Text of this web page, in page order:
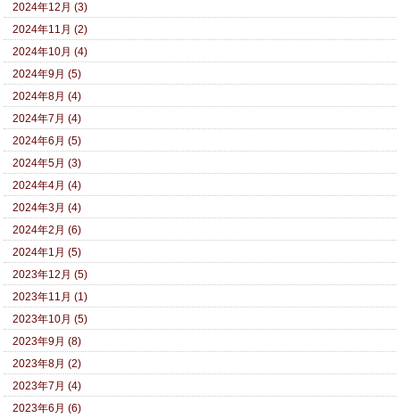
2024年12月 (3)
2024年11月 (2)
2024年10月 (4)
2024年9月 (5)
2024年8月 (4)
2024年7月 (4)
2024年6月 (5)
2024年5月 (3)
2024年4月 (4)
2024年3月 (4)
2024年2月 (6)
2024年1月 (5)
2023年12月 (5)
2023年11月 (1)
2023年10月 (5)
2023年9月 (8)
2023年8月 (2)
2023年7月 (4)
2023年6月 (6)